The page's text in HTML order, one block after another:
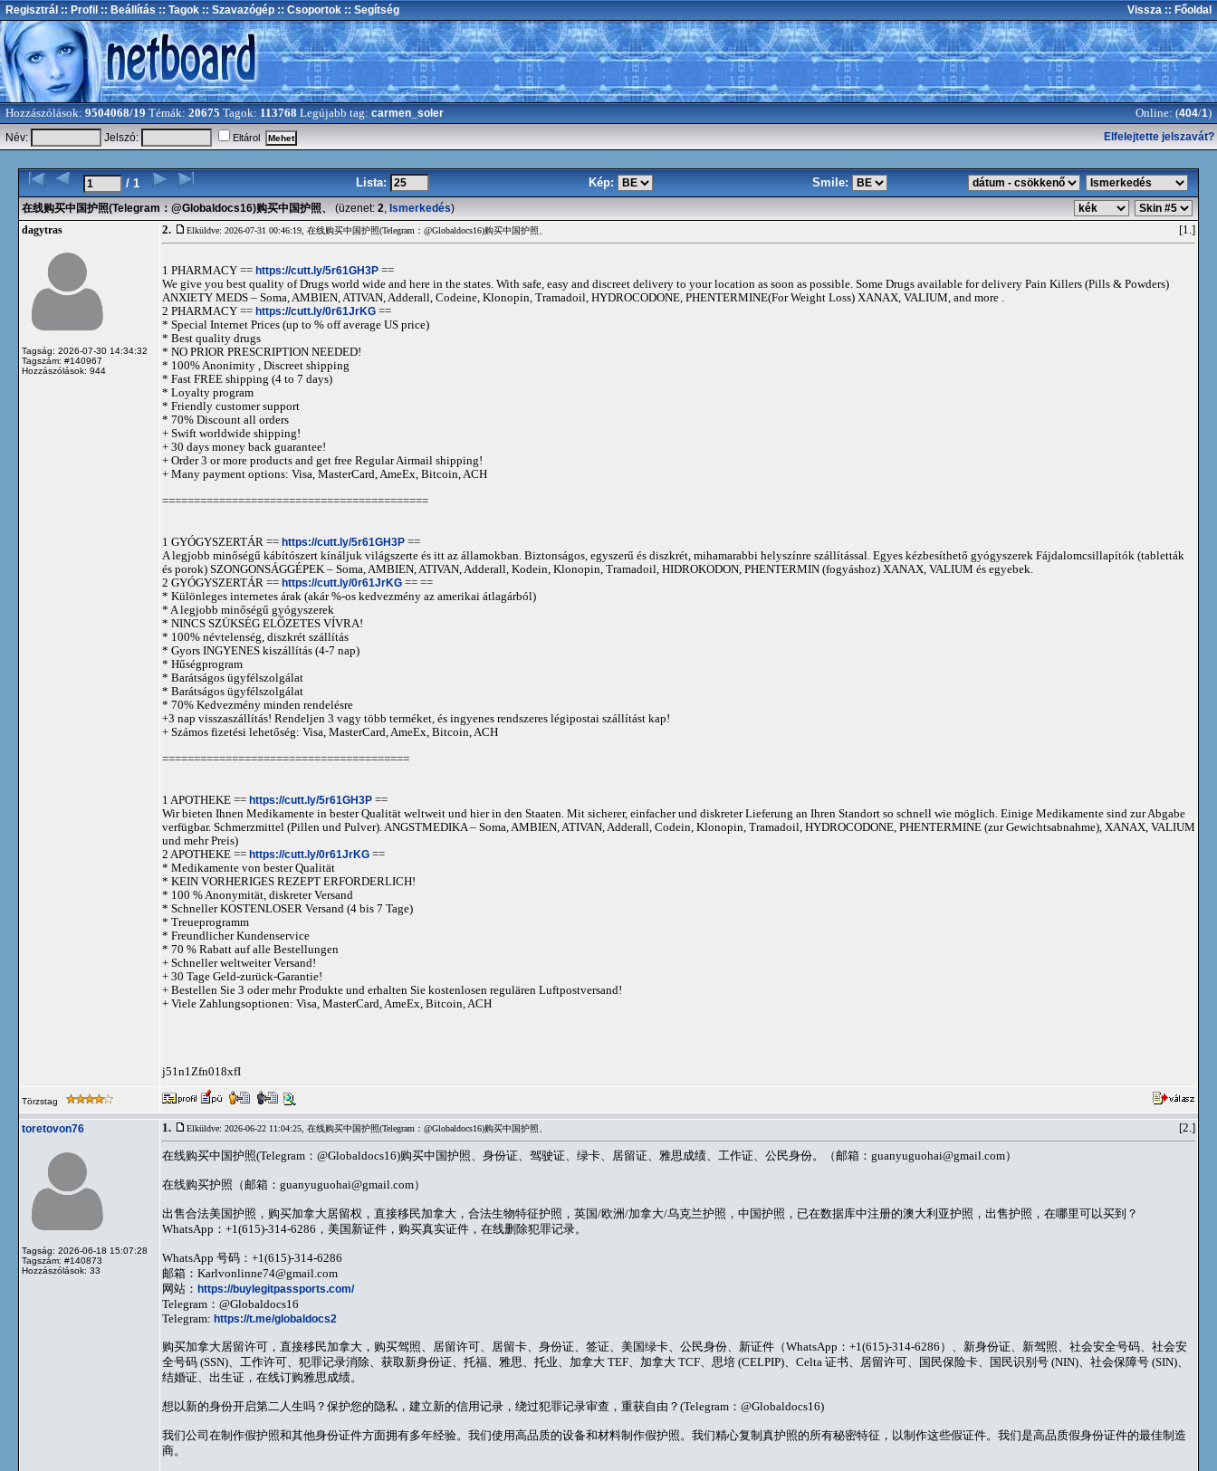
Regisztrál :: Profil :: Beállítás :: Tagok :: Szavazógép :: Csoportok :: Segítség Vissza :: Főoldal
Hozzászólások: 9504068/19 Témák: 20675 Tagok: 113768 Legújabb tag: carmen_soler Online: (404/1)
Név: Jelszó: Eltárol Elfelejtette jelszavát?
/ 1 Lista: Kép: Smile:
在线购买中国护照(Telegram：@Globaldocs16)购买中国护照、 (üzenet: 2, Ismerkedés)
dagytras
Tagság: 2026-07-30 14:34:32
Tagszám: #140967
Hozzászólások: 944
2. Elküldve: 2026-07-31 00:46:19, 在线购买中国护照(Telegram：@Globaldocs16)购买中国护照、 [1.]
1 PHARMACY == https://cutt.ly/5r61GH3P ==
We give you best quality of Drugs world wide and here in the states. With safe, easy and discreet delivery to your location as soon as possible. Some Drugs available for delivery Pain Killers (Pills & Powders)
ANXIETY MEDS – Soma, AMBIEN, ATIVAN, Adderall, Codeine, Klonopin, Tramadoil, HYDROCODONE, PHENTERMINE(For Weight Loss) XANAX, VALIUM, and more .
2 PHARMACY == https://cutt.ly/0r61JrKG ==
* Special Internet Prices (up to % off average US price)
* Best quality drugs
* NO PRIOR PRESCRIPTION NEEDED!
* 100% Anonimity , Discreet shipping
* Fast FREE shipping (4 to 7 days)
* Loyalty program
* Friendly customer support
* 70% Discount all orders
+ Swift worldwide shipping!
+ 30 days money back guarantee!
+ Order 3 or more products and get free Regular Airmail shipping!
+ Many payment options: Visa, MasterCard, AmeEx, Bitcoin, ACH
==========================================
1 GYÓGYSZERTÁR == https://cutt.ly/5r61GH3P ==
A legjobb minőségű kábítószert kínáljuk világszerte és itt az államokban. Biztonságos, egyszerű és diszkrét, mihamarabbi helyszínre szállítással. Egyes kézbesíthető gyógyszerek Fájdalomcsillapítók (tabletták
és porok) SZONGONSÁGGÉPEK – Soma, AMBIEN, ATIVAN, Adderall, Kodein, Klonopin, Tramadoil, HIDROKODON, PHENTERMIN (fogyáshoz) XANAX, VALIUM és egyebek.
2 GYÓGYSZERTÁR == https://cutt.ly/0r61JrKG == ==
* Különleges internetes árak (akár %-os kedvezmény az amerikai átlagárból)
* A legjobb minőségű gyógyszerek
* NINCS SZÜKSÉG ELŐZETES VÍVRA!
* 100% névtelenség, diszkrét szállítás
* Gyors INGYENES kiszállítás (4-7 nap)
* Hűségprogram
* Barátságos ügyfélszolgálat
* Barátságos ügyfélszolgálat
* 70% Kedvezmény minden rendelésre
+3 nap visszaszállítás! Rendeljen 3 vagy több terméket, és ingyenes rendszeres légipostai szállítást kap!
+ Számos fizetési lehetőség: Visa, MasterCard, AmeEx, Bitcoin, ACH
=======================================
1 APOTHEKE == https://cutt.ly/5r61GH3P ==
Wir bieten Ihnen Medikamente in bester Qualität weltweit und hier in den Staaten. Mit sicherer, einfacher und diskreter Lieferung an Ihren Standort so schnell wie möglich. Einige Medikamente sind zur Abgabe
verfügbar. Schmerzmittel (Pillen und Pulver). ANGSTMEDIKA – Soma, AMBIEN, ATIVAN, Adderall, Codein, Klonopin, Tramadoil, HYDROCODONE, PHENTERMINE (zur Gewichtsabnahme), XANAX, VALIUM
und mehr Preis)
2 APOTHEKE == https://cutt.ly/0r61JrKG ==
* Medikamente von bester Qualität
* KEIN VORHERIGES REZEPT ERFORDERLICH!
* 100 % Anonymität, diskreter Versand
* Schneller KOSTENLOSER Versand (4 bis 7 Tage)
* Treueprogramm
* Freundlicher Kundenservice
* 70 % Rabatt auf alle Bestellungen
+ Schneller weltweiter Versand!
+ 30 Tage Geld-zurück-Garantie!
+ Bestellen Sie 3 oder mehr Produkte und erhalten Sie kostenlosen regulären Luftpostversand!
+ Viele Zahlungsoptionen: Visa, MasterCard, AmeEx, Bitcoin, ACH
j51n1Zfn018xfI
Törzstag
toretovon76
Tagság: 2026-06-18 15:07:28
Tagszám: #140873
Hozzászólások: 33
1. Elküldve: 2026-06-22 11:04:25, 在线购买中国护照(Telegram：@Globaldocs16)购买中国护照、 [2.]
在线购买中国护照(Telegram：@Globaldocs16)购买中国护照、身份证、驾驶证、绿卡、居留证、雅思成绩、工作证、公民身份。（邮箱： guanyuguohai@gmail.com）
在线购买护照（邮箱： guanyuguohai@gmail.com）
出售合法美国护照，购买加拿大居留权，直接移民加拿大，合法生物特征护照，英国/欧洲/加拿大/乌克兰护照，中国护照，已在数据库中注册的澳大利亚护照，出售护照，在哪里可以买到？
WhatsApp：+1(615)-314-6286，美国新证件，购买真实证件，在线删除犯罪记录。
WhatsApp 号码：+1(615)-314-6286
邮箱： Karlvonlinne74@gmail.com
网站： https://buylegitpassports.com/
Telegram：@Globaldocs16
Telegram: https://t.me/globaldocs2
购买加拿大居留许可，直接移民加拿大，购买驾照、居留许可、居留卡、身份证、签证、美国绿卡、公民身份、新证件（WhatsApp：+1(615)-314-6286）、新身份证、新驾照、社会安全号码、社会安
全号码 (SSN)、工作许可、犯罪记录消除、获取新身份证、托福、雅思、托业、加拿大 TEF、加拿大 TCF、思培 (CELPIP)、Celta 证书、居留许可、国民保险卡、国民识别号 (NIN)、社会保障号 (SIN)、
结婚证、出生证，在线订购雅思成绩。
想以新的身份开启第二人生吗？保护您的隐私，建立新的信用记录，绕过犯罪记录审查，重获自由？(Telegram：@Globaldocs16)
我们公司在制作假护照和其他身份证件方面拥有多年经验。我们使用高品质的设备和材料制作假护照。我们精心复制真护照的所有秘密特征，以制作这些假证件。我们是高品质假身份证件的最佳制造
商。